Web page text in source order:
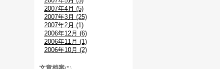
2007年4月 (5)
2007年3月 (25)
2007年2月 (1)
2006年12月 (6)
2006年11月 (1)
2006年10月 (2)